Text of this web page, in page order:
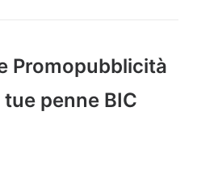
Promopubblicità
penne BIC